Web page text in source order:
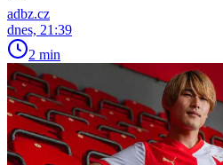
adbz.cz
dnes, 21:39
2 min